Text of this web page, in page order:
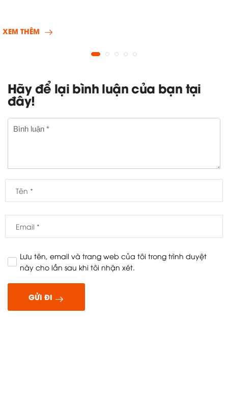
XEM THÊM
Hãy để lại bình luận của bạn tại
đây!
Lưu tên, email và trang web của tôi trong trình duyệt
này cho lần sau khi tôi nhận xét.
GỬI ĐI